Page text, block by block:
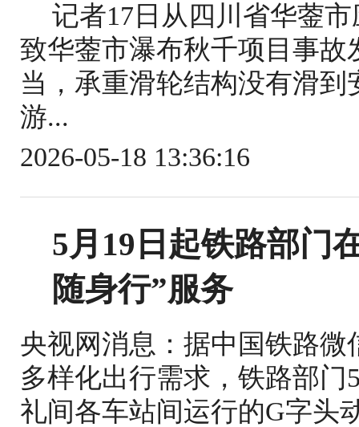
记者17日从四川省华蓥
致华蓥市瀑布秋千项目事
当，承重滑轮结构没有滑
游...
2026-05-18 13:36:16
5月19日起铁路部门
随身行”服务
央视网消息：据中国铁路
多样化出行需求，铁路部门
礼间各车站间运行的G字头